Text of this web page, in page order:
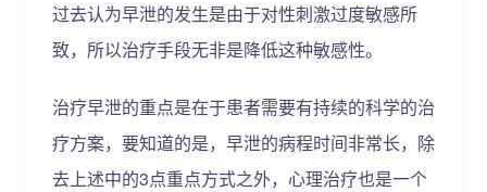
过去认为早泄的发生是由于对性刺激过度敏感所
致，所以治疗手段无非是降低这种敏感性。
治疗早泄的重点是在于患者需要有持续的科学的治
疗方案，要知道的是，早泄的病程时间非常长，除
去上述中的3点重点方式之外，心理治疗也是一个